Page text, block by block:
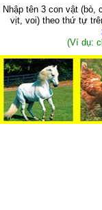
Nhập tên 3 con vật (bò,
vịt, voi)theo thứ tự
(Ví dụ: